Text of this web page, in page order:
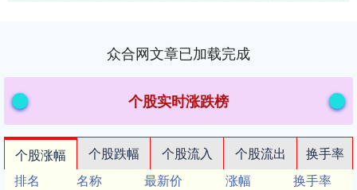
众合网文章已加载完成
个股实时涨跌榜
个股涨幅 个股跌幅 个股流入 个股流出
换手率
排名
名称 最新价 涨幅
换手率